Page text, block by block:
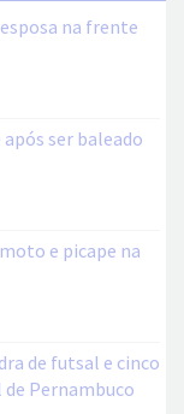
na frente
ser baleado
e picape na
de futsal e cinco
de Pernambuco